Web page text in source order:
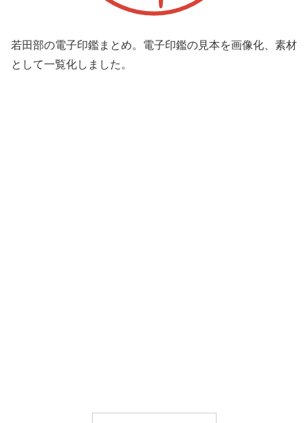
若田部の電子印鑑まとめ。電子印鑑の見本を画像化、素材
として一覧化しました。